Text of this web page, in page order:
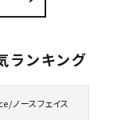
ランキング
ノースフェイス